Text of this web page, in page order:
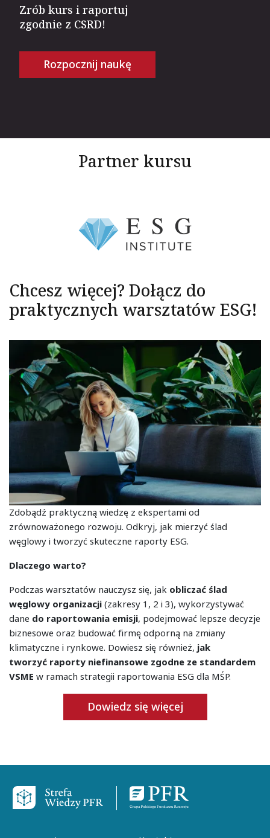
Zrób kurs i raportuj
zgodnie z CSRD!
Rozpocznij naukę
Partner kursu
Formatted text
Chcesz więcej? Dołącz do
praktycznych warsztatów ESG!
Zdobądź praktyczną wiedzę z ekspertami od
zrównoważonego rozwoju. Odkryj, jak mierzyć ślad
węglowy i tworzyć skuteczne raporty ESG.
Dlaczego warto?
Podczas warsztatów nauczysz się, jak obliczać ślad
węglowy organizacji(zakresy 1, 2 i 3), wykorzystywać
dane do raportowania emisji, podejmować lepsze decyzje
biznesowe oraz budować firmę odporną na zmiany
klimatyczne i rynkowe. Dowiesz się również, jak
tworzyć raporty niefinansowe zgodne ze standardem
VSME w ramach strategii raportowania ESG dla MŚP.
Dowiedz się więcej